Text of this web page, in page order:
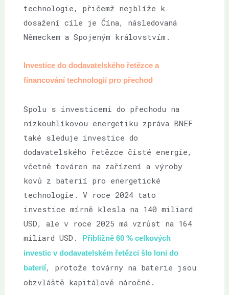
technologie, přičemž nejblíže k
dosažení cíle je Čína, následovaná
Německem a Spojeným královstvím.
Investice do dodavatelského řetězce a
financování technologií pro přechod
Spolu s investicemi do přechodu na
nízkouhlíkovou energetiku zpráva BNEF
také sleduje investice do
dodavatelského řetězce čisté energie,
včetně továren na zařízení a výroby
kovů z baterií pro energetické
technologie. V roce 2024 tato
investice mírně klesla na 140 miliard
USD, ale v roce 2025 má vzrůst na 164
miliard USD.
Přibližně 60 % celkových
investic v dodavatelském řetězci šlo loni do
baterií, protože továrny na baterie jsou
obzvláště kapitálově náročné.